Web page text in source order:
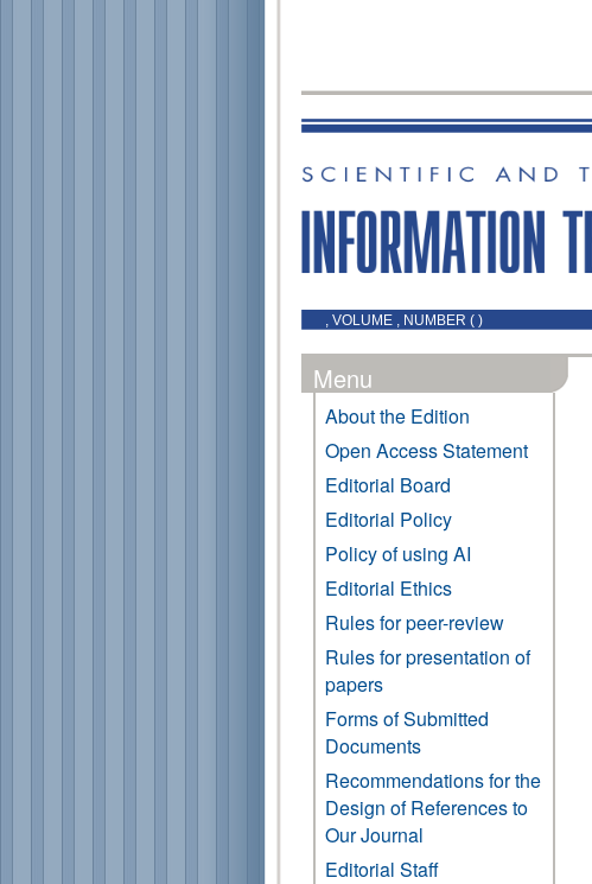
, VOLUME , NUMBER ( )
Menu
About the Edition
Open Access Statement
Editorial Board
Editorial Policy
Policy of using AI
Editorial Ethics
Rules for peer-review
Rules for presentation of
papers
Forms of Submitted
Documents
Recommendations for the
Design of References to
Our Journal
Editorial Staff